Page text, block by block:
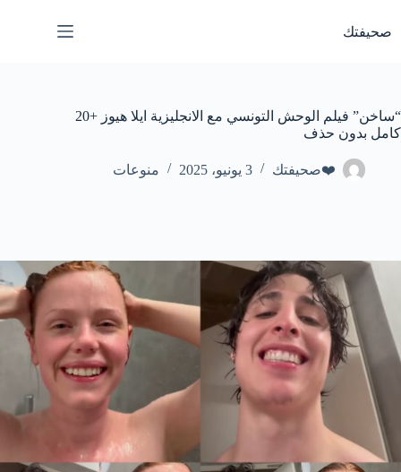
المحتوى
صحيفتك
“ساخن” فيلم الوحش التونسي مع الانجليزية ايلا هيوز +20
كامل بدون حذف
❤️صحيفتك 3 يونيو، 2025 منوعات